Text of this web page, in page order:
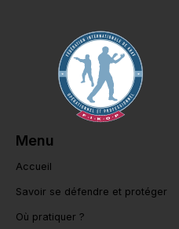
Menu
Accueil
Savoir se défendre et protéger
Où pratiquer ?